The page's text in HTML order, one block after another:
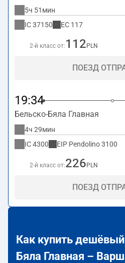
5ч 51мин
IC37150 EC 117
2-й класс от: 112 PLN
ПОЕЗД
19:34
Бельско-Бяла Главная
4ч 29мин
IC4300 EIP Pendolino3100
2-й класс от:226 PLN
ПОЕЗД
Как купить
Бяла Главная –